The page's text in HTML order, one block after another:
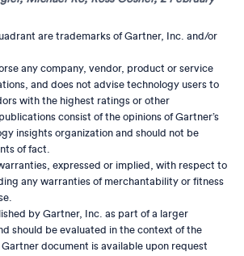
are trademarks of Gartner, Inc. and/or
any company, vendor, product or service
and does not advise technology users to
with the highest ratings or other
consist of the opinions of Gartner’s
insights organization and should not be
of fact.
expressed or implied, with respect to
any warranties of merchantability or fitness
by Gartner, Inc. as part of a larger
should be evaluated in the context of the
document is available upon request